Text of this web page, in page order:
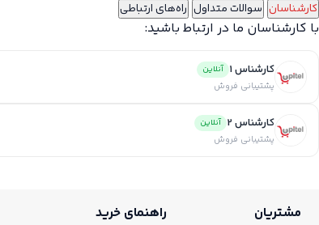
کارشناسان سوالات متداول راه‌های ارتباطی
با کارشناسان ما در ارتباط باشید:
کارشناس 1 آنلاین
پشتیبانی فروش
کارشناس 2 آنلاین
پشتیبانی فروش
مشتریان راهنمای خرید